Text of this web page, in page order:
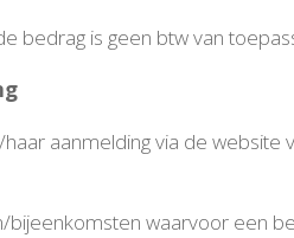
bedrag is geen btw van
aanmelding via de
waarvoor een